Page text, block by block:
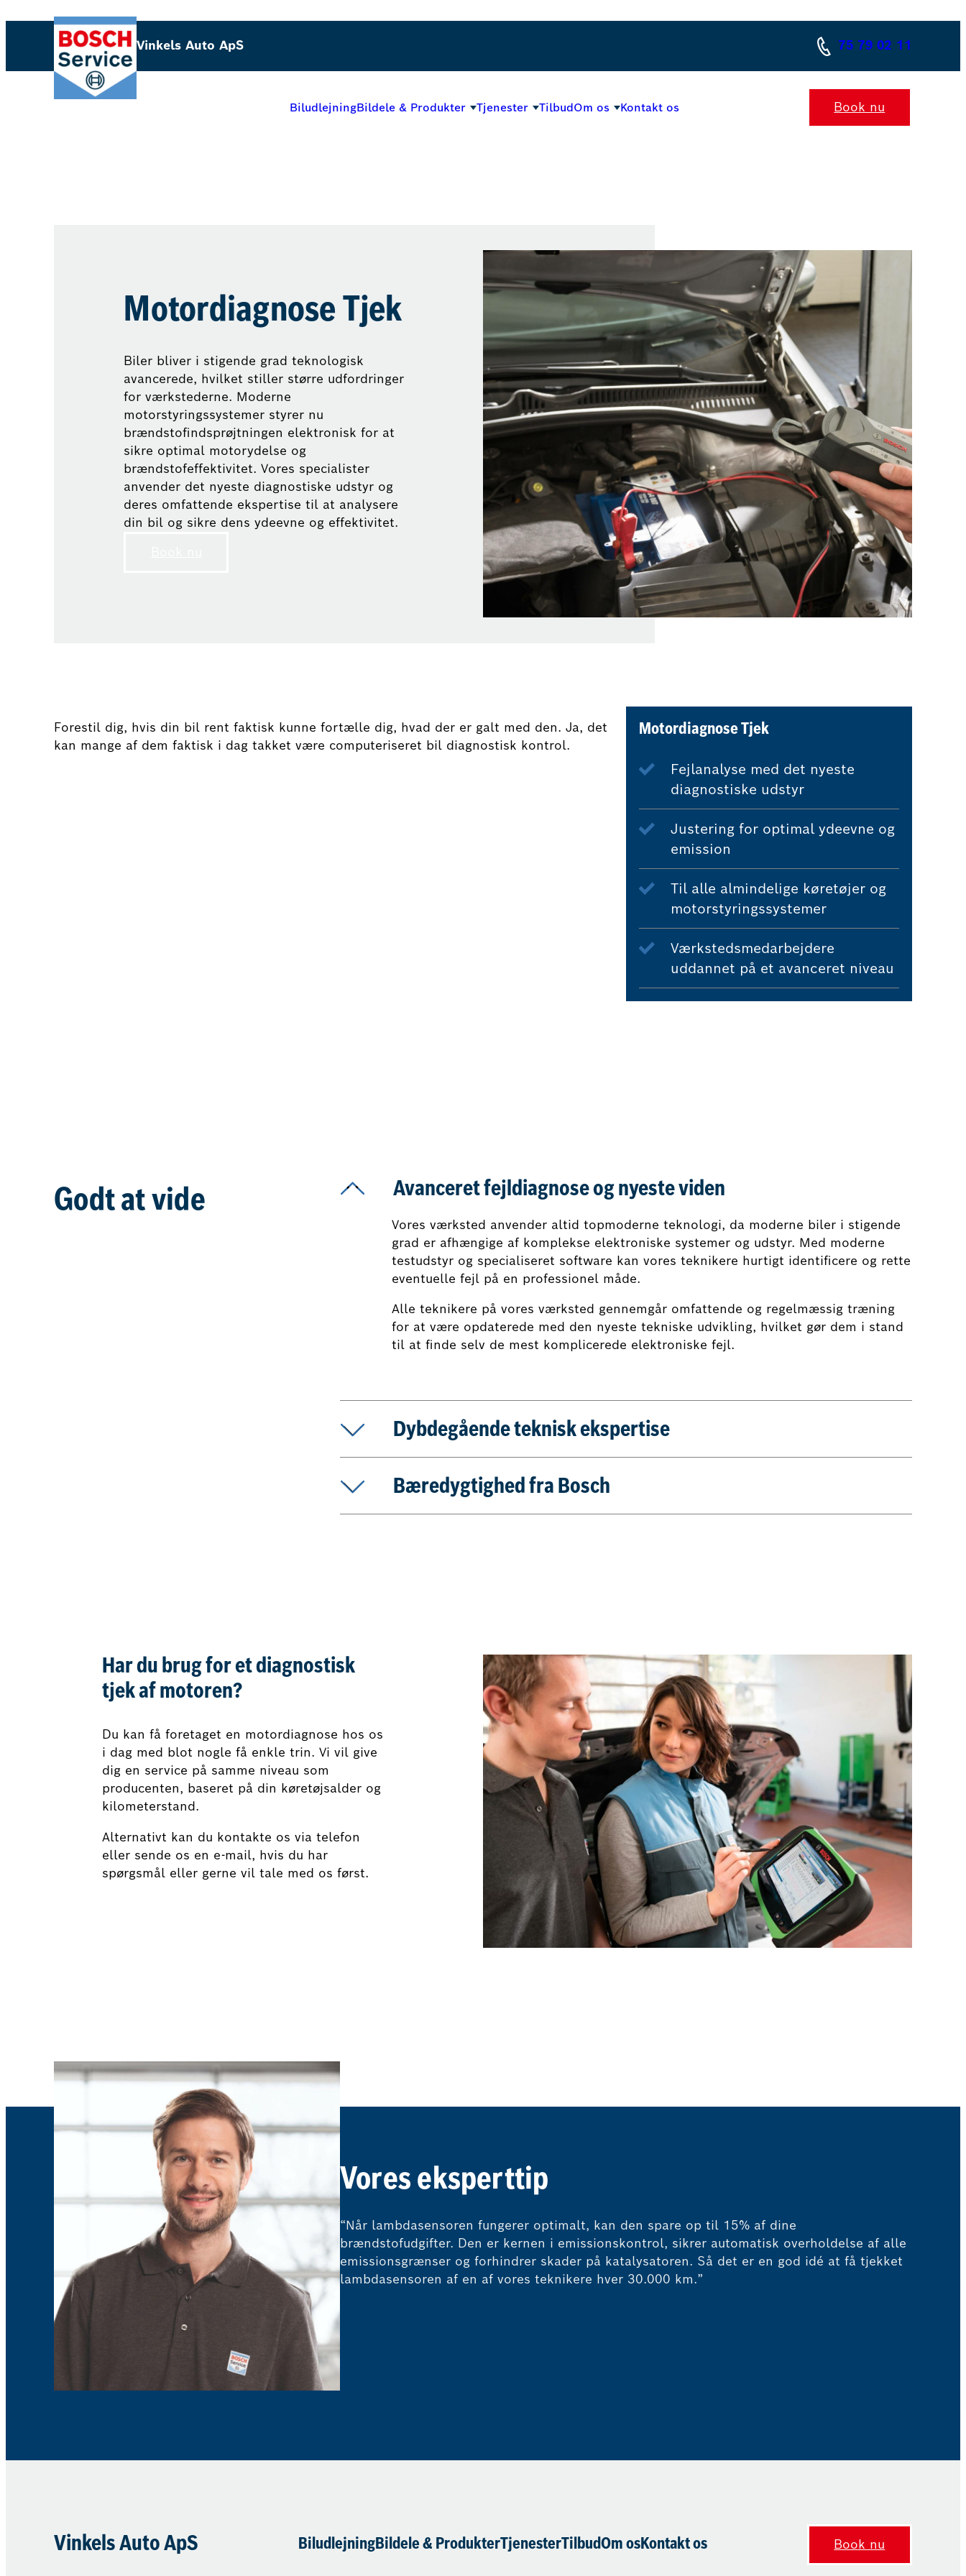
Vinkels Auto ApS 75 79 02 11
BiludlejningBildele & Produkter Tjenester TilbudOm os Kontakt os Book nu
Motordiagnose Tjek
Biler bliver i stigende grad teknologisk
avancerede, hvilket stiller større udfordringer
for værkstederne. Moderne
motorstyringssystemer styrer nu
brændstofindsprøjtningen elektronisk for at
sikre optimal motorydelse og
brændstofeffektivitet. Vores specialister
anvender det nyeste diagnostiske udstyr og
deres omfattende ekspertise til at analysere
din bil og sikre dens ydeevne og effektivitet.
Forestil dig, hvis din bil rent faktisk kunne fortælle dig, hvad der er galt med den. Ja, det
kan mange af dem faktisk i dag takket være computeriseret bil diagnostisk kontrol.
Motordiagnose Tjek
Fejlanalyse med det nyeste
diagnostiske udstyr
Justering for optimal ydeevne og
emission
Til alle almindelige køretøjer og
motorstyringssystemer
Værkstedsmedarbejdere
uddannet på et avanceret niveau
Godt at vide Avanceret fejldiagnose og nyeste viden
Vores værksted anvender altid topmoderne teknologi, da moderne biler i stigende
grad er afhængige af komplekse elektroniske systemer og udstyr. Med moderne
testudstyr og specialiseret software kan vores teknikere hurtigt identificere og rette
eventuelle fejl på en professionel måde.
Alle teknikere på vores værksted gennemgår omfattende og regelmæssig træning
for at være opdaterede med den nyeste tekniske udvikling, hvilket gør dem i stand
til at finde selv de mest komplicerede elektroniske fejl.
Dybdegående teknisk ekspertise
Bæredygtighed fra Bosch
Har du brug for et diagnostisk
tjek af motoren?
Du kan få foretaget en motordiagnose hos os
i dag med blot nogle få enkle trin. Vi vil give
dig en service på samme niveau som
producenten, baseret på din køretøjsalder og
kilometerstand.
Alternativt kan du kontakte os via telefon
eller sende os en e-mail, hvis du har
spørgsmål eller gerne vil tale med os først.
Vores eksperttip
“Når lambdasensoren fungerer optimalt, kan den spare op til 15% af dine
brændstofudgifter. Den er kernen i emissionskontrol, sikrer automatisk overholdelse af alle
emissionsgrænser og forhindrer skader på katalysatoren. Så det er en god idé at få tjekket
lambdasensoren af en af vores teknikere hver 30.000 km.”
Vinkels Auto ApS BiludlejningBildele & ProdukterTjenesterTilbudOm osKontakt os Book nu